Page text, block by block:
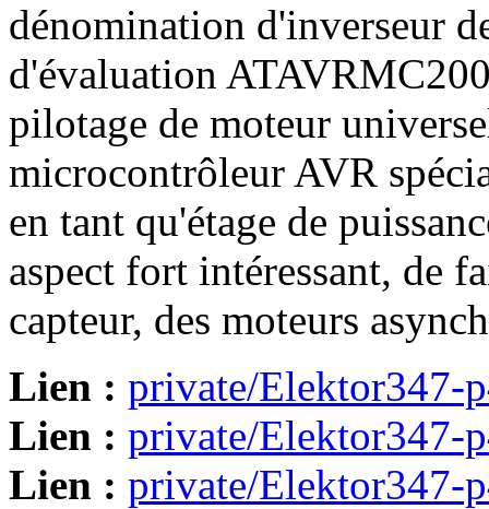
dénomination d'inverseur
d'évaluation
pilotage de moteur
microcontrôleur AVR
en tant qu'étage de
aspect fort intéressant, de
capteur, des moteurs
Lien : private/Elektor347-
Lien : private/Elektor347-
Lien : private/Elektor347-